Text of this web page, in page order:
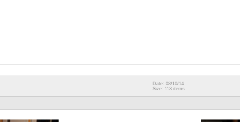
Date: 08/10/14
Size: 113 items